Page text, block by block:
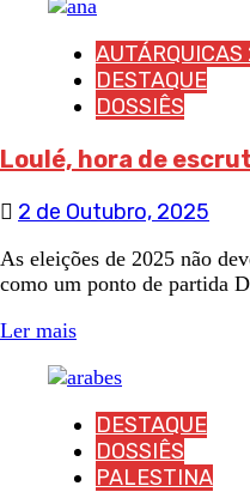
DESTAQUE
DOSSIÊS
Loulé, hora de
2 de Outubro, 2025
As eleições de 2025 não
como um ponto de partida
Ler mais
DESTAQUE
DOSSIÊS
PALESTINA